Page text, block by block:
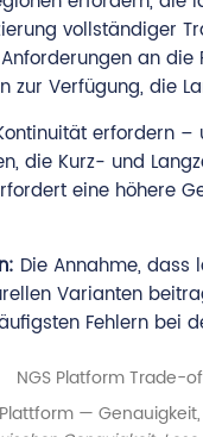
vollständiger
an die
zur Verfügung, die
erfordern
die Kurz- und
eine höhere
Die Annahme, dass
Varianten
Fehlern bei
—